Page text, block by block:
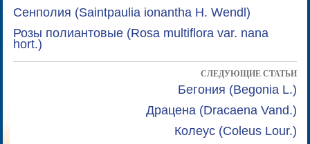
Сенполия (Saintpaulia ionantha H. Wendl)
Розы полиантовые (Rosa multiflora var. nana
hort.)
СЛЕДУЮЩИЕ СТАТЬИ
Бегония (Begonia L.)
Драцена (Dracaena Vand.)
Колеус (Coleus Lour.)